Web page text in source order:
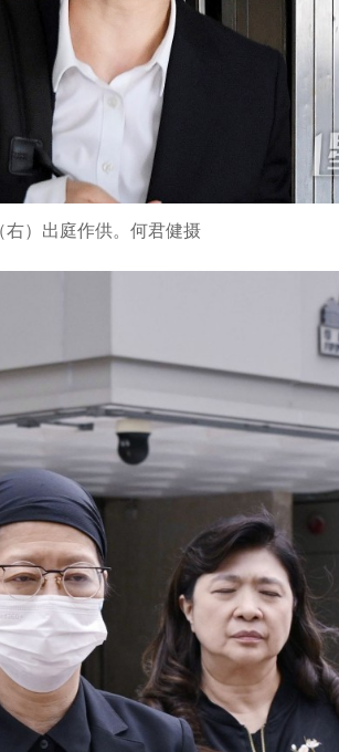
右）出庭作供。何君健摄